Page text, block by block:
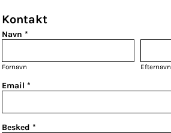
Kontakt
Navn *
Fornavn Efternavn
Email *
Besked *